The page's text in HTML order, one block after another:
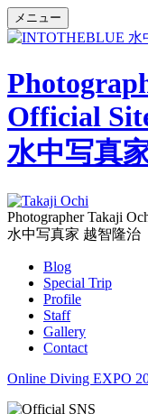
メニュー
Official
水中写真
Photographer Takaji
水中写真家 越智隆治
Blog
Special Trip
Profile
Staff
Gallery
Contact
Online Diving EXPO